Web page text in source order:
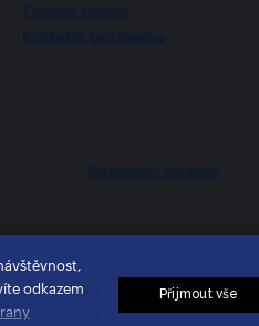
odkazem
Přijmout vše